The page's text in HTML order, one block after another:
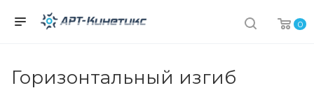
0
Горизонтальный изгиб